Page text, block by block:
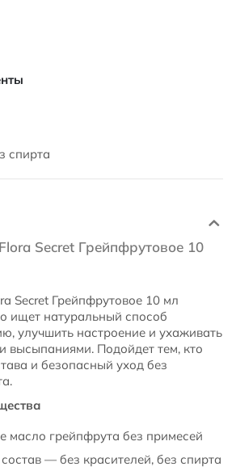
спирта
Secret Грейпфрутовое 10
Secret Грейпфрутовое 10 мл
ищет натуральный способ
улучшить настроение и ухаживать
высыпаниями. Подойдет тем, кто
и безопасный уход без
масло грейпфрута без примесей
— без красителей, без спирта